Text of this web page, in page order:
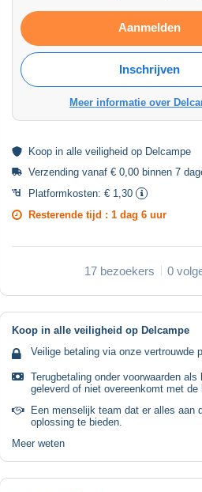
Aanmelden
Inschrijven
Meer informatie over
Koop in alle veiligheid op Delcampe
Verzending vanaf € 0,00 binnen 7
Platformkosten: € 1,30
Resterende tijd : 1 dag 6 uur
17 bezoekers 0
Koop in alle veiligheid op Delcampe
Veilige betaling via onze vertrouwde
Terugbetaling onder voorwaarden
geleverd of niet overeenkomt met de
Een menselijk team dat er alles aan
oplossing te bieden.
Meer weten